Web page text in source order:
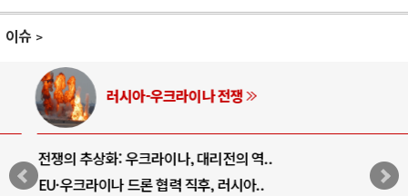
이슈
러시아-우크라이나 전쟁
전쟁의 추상화: 우크라이나, 대리전의 역..
EU·우크라이나 드론 협력 직후, 러시아..